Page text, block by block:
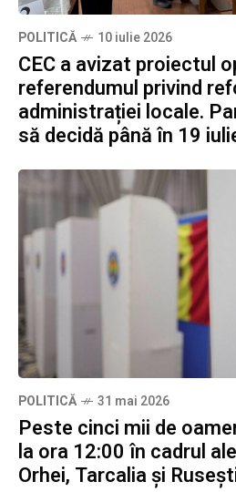
POLITICĂ 10 iulie 2026
CEC a avizat proiectul
referendumul privind
administrației locale.
să decidă până în 19
POLITICĂ 31 mai 2026
Peste cinci mii de
la ora 12:00 în cadrul
Orhei, Tarcalia și